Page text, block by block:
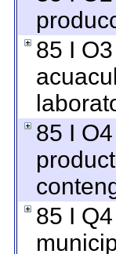
85 I
85 I
85 I